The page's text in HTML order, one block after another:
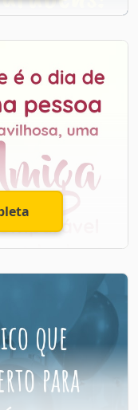
eles e que Deus
e de saúde e que
proporciona e
boas.
felicidades e
uma amiga